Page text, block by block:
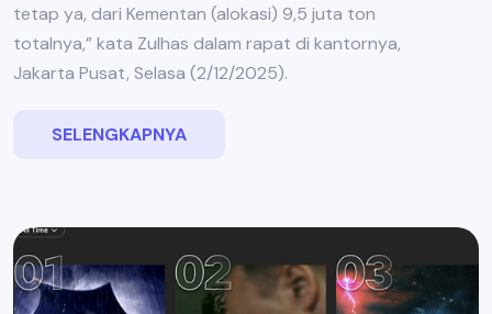
tetap ya, dari Kementan (alokasi) 9,5 juta ton
totalnya,” kata Zulhas dalam rapat di kantornya,
Jakarta Pusat, Selasa (2/12/2025).
SELENGKAPNYA